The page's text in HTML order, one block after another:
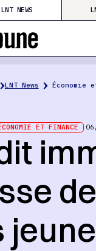
LNT NEWS
LNT News Économie
ET FINANCE